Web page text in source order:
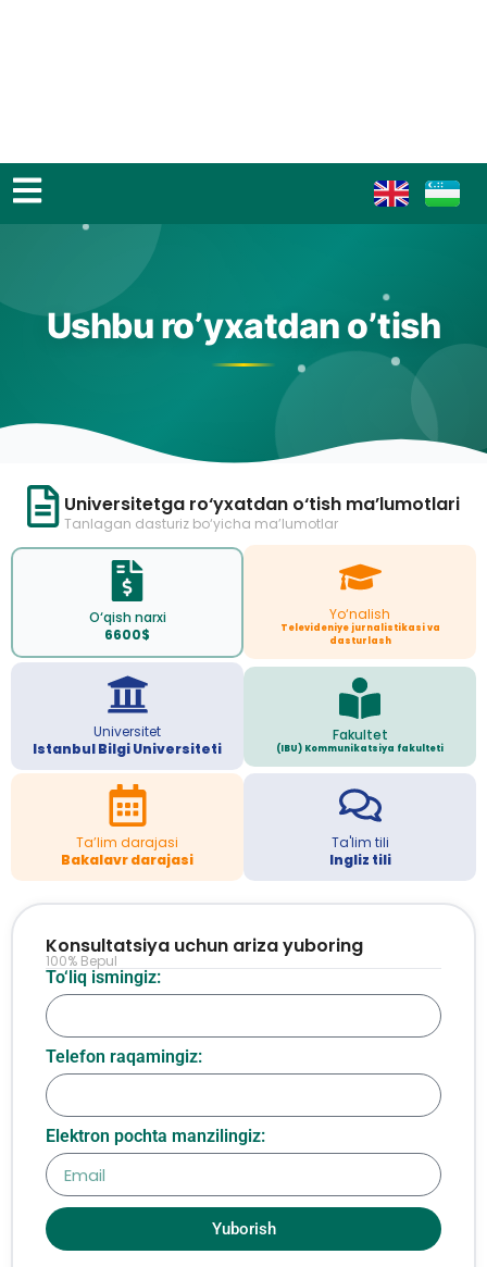
Ushbu ro’yxatdan o’tish
Universitetga ro‘yxatdan o‘tish ma’lumotlari
Tanlagan dasturiz bo‘yicha ma’lumotlar
O‘qish narxi
6600$
Yo‘nalish
Televideniye jurnalistikasi va
dasturlash
Universitet
Istanbul Bilgi Universiteti
Fakultet
(IBU) Kommunikatsiya fakulteti
Ta’lim darajasi
Bakalavr darajasi
Ta'lim tili
Ingliz tili
To‘liq ismingiz:
Telefon raqamingiz:
Elektron pochta manzilingiz:
Yuborish
Konsultatsiya uchun ariza yuboring
100% Bepul